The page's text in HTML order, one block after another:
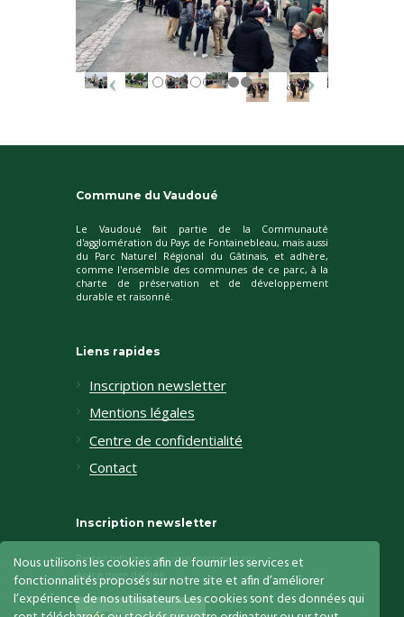
Commune du Vaudoué
Le Vaudoué fait partie de la Communauté
d'agglomération du Pays de Fontainebleau, mais aussi
du Parc Naturel Régional du Gâtinais, et adhère,
comme l'ensemble des communes de ce parc, à la
charte de préservation et de développement
durable et raisonné.
Liens rapides
Inscription newsletter
Mentions légales
Centre de confidentialité
Contact
Inscription newsletter
Restez informés en vous inscrivant sur
notre page dédiée
Nous utilisons les cookies afin de fournir les services et
fonctionnalités proposés sur notre site et afin d’améliorer
l’expérience de nos utilisateurs. Les cookies sont des données qui